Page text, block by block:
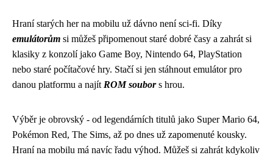
Hraní starých her na mobilu už dávno není sci-fi. Díky
emulátorům si můžeš připomenout staré dobré časy a zahrát si
klasiky z konzolí jako Game Boy, Nintendo 64, PlayStation
nebo staré počítačové hry. Stačí si jen stáhnout emulátor pro
danou platformu a najít ROM soubors hrou.
Výběr je obrovský - od legendárních titulů jako Super Mario 64,
Pokémon Red, The Sims, až po dnes už zapomenuté kousky.
Hraní na mobilu má navíc řadu výhod. Můžeš si zahrát kdykoliv